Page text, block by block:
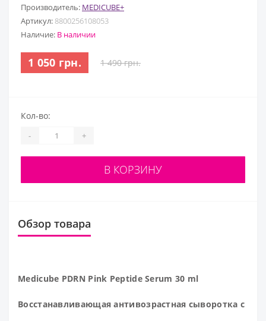
Производитель: MEDICUBE+
Артикул: 8800256108053
Наличие: В наличии
1 050 грн. 1 490 грн.
Кол-во:
- +
В КОРЗИНУ
Обзор товара
Medicube PDRN Pink Peptide Serum 30 ml
Восстанавливающая антивозрастная сыворотка с